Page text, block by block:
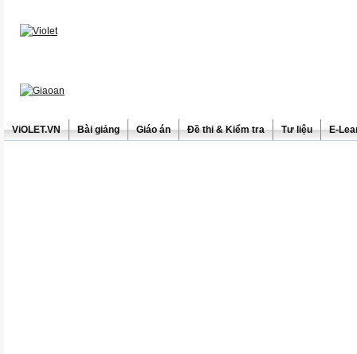
ViOLET.VN Bài giảng Giáo án Đề thi & Kiểm tra Tư liệu E-